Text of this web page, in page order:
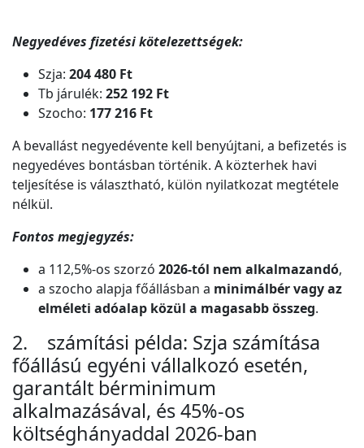
Negyedéves fizetési kötelezettségek:
Szja: 204 480 Ft
Tb járulék: 252 192 Ft
Szocho: 177 216 Ft
A bevallást negyedévente kell benyújtani, a befizetés is
negyedéves bontásban történik. A közterhek havi
teljesítése is választható, külön nyilatkozat megtétele
nélkül.
Fontos megjegyzés:
a 112,5%-os szorzó 2026-tól nem alkalmazandó,
a szocho alapja főállásban a minimálbér vagy az
elméleti adóalap közül a magasabb összeg.
2. számítási példa: Szja számítása
főállású egyéni vállalkozó esetén,
garantált bérminimum
alkalmazásával, és 45%-os
költséghányaddal 2026-ban